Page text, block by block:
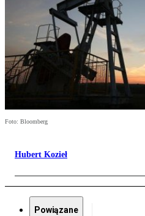
Foto: Bloomberg
Hubert Kozieł
Powiązane